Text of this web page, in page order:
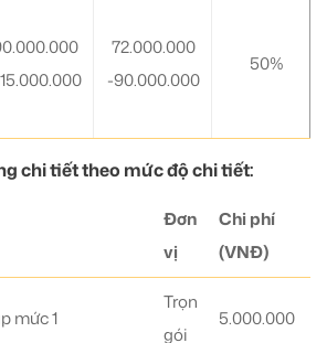
72.000.000
-90.000.000
50%
chi tiết theo mức độ chi tiết:
Đơn
vị
Chi phí
(VNĐ)
mức 1
Trọn
gói
5.000.000